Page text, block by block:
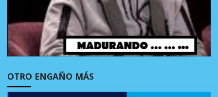
OTRO ENGAÑO MÁS